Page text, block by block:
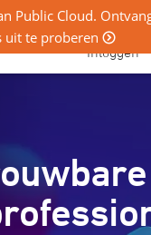
Public Cloud.
uit te proberen
Inloggen